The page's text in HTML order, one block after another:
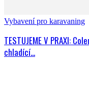
Vybavení pro karavaning
TESTUJEME V PRAXI:
chladící...